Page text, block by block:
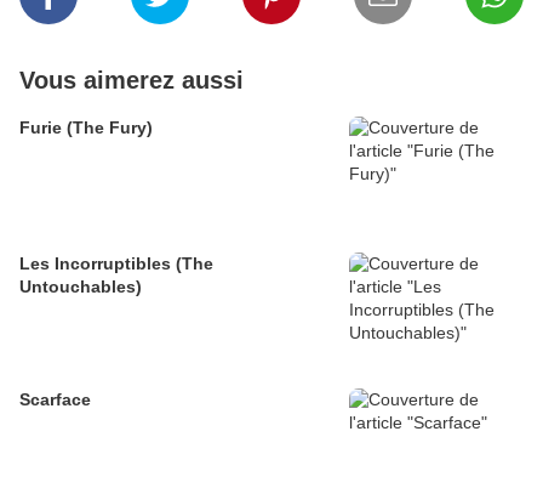
Vous aimerez aussi
Furie (The Fury)
Les Incorruptibles (The
Untouchables)
Scarface